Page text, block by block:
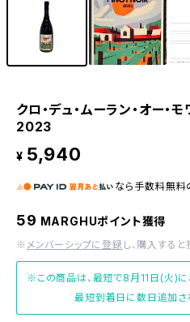
クロ・デュ・ムーラン・オー
2023
¥ 5,940
なら 手数料無料
59 MARGHUポイント獲得
※ メンバーシップに登録 し、購入すると
※この商品は、最短で8月11日(火)に
最短到着日に数日追加さ